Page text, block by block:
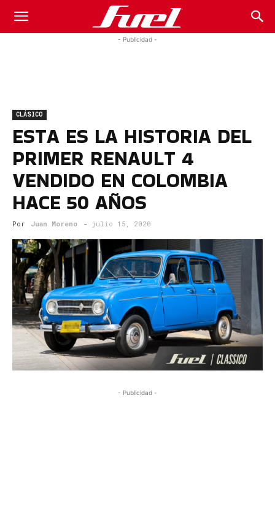
Fuel
Magazine
- Publicidad -
CLÁSICO
ESTA ES LA HISTORIA DEL
PRIMER RENAULT 4
VENDIDO EN COLOMBIA
HACE 50 AÑOS
Por Juan Moreno - julio 15, 2020
- Publicidad -